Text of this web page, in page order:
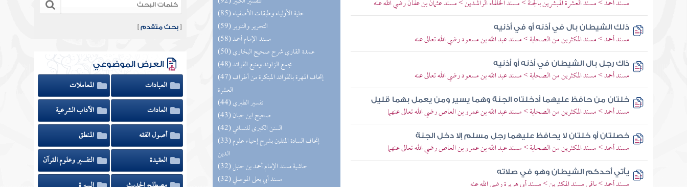
(85) حلية الأولياء وطبقات الأصفياء
(59) التحرير والتنوير
(58) مسند الإمام أحمد
(50) عمدة القاري شرح صحيح البخاري
(48) مجمع الزاوئد ومنبع الفوائد
(47) إتحاف المهرة بالفوائد المبتكرة من أطراف
العشرة
(44) تفسير الطبري
(43) صحيح ابن حبان
(42) السنن الكبرى للنسائي
(33) إتحاف السادة المتقين بشرح إحياء علوم
الدين
(32) حاشية مسند الإمام أحمد بن حنبل
(32) مسند أبي يعلى الموصلي
مسند أحمد > مسند العشرة المبشرين بالجنة > مسند الخلفاء الراشدين > مسند عثمان بن عفان رضي الله عنه
ذلك الشيطان بال في أذنه أو في أذنيه
مسند أحمد > مسند المكثرين من الصحابة > مسند عبد الله بن مسعود رضي الله تعالى عنه
ذاك رجل بال الشيطان في أذنه أو أذنيه
مسند أحمد > مسند المكثرين من الصحابة > مسند عبد الله بن مسعود رضي الله تعالى عنه
خلتان من حافظ عليهما أدخلتاه الجنة وهما يسير ومن يعمل بهما قليل
مسند أحمد > مسند المكثرين من الصحابة > مسند عبد الله بن عمرو بن العاص رضي الله تعالى عنهما
خصلتان أو خلتان لا يحافظ عليهما رجل مسلم إلا دخل الجنة
مسند أحمد > مسند المكثرين من الصحابة > مسند عبد الله بن عمرو بن العاص رضي الله تعالى عنهما
يأتي أحدكم الشيطان وهو في صلاته
[بحث متقدم ]
العرض الموضوعي
العبادات
المعاملات
العادات
الآداب الشرعية
أصول الفقه
المنطق
العقيدة
التفسير وعلوم القرآن